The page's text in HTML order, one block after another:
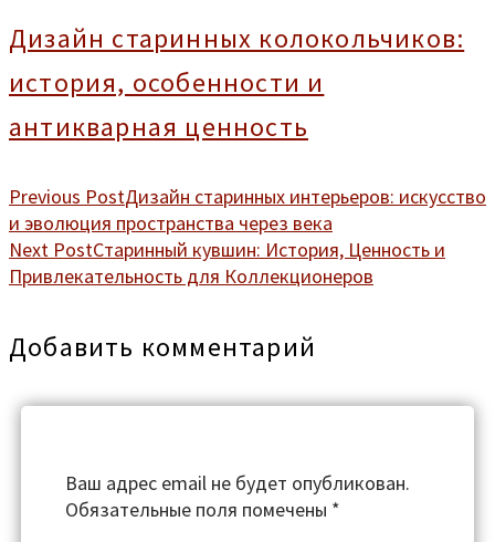
Дизайн старинных колокольчиков:
история, особенности и
антикварная ценность
Previous PostДизайн старинных интерьеров: искусство
и эволюция пространства через века
Next PostСтаринный кувшин: История, Ценность и
Привлекательность для Коллекционеров
Добавить комментарий
Ваш адрес email не будет опубликован.
Обязательные поля помечены *